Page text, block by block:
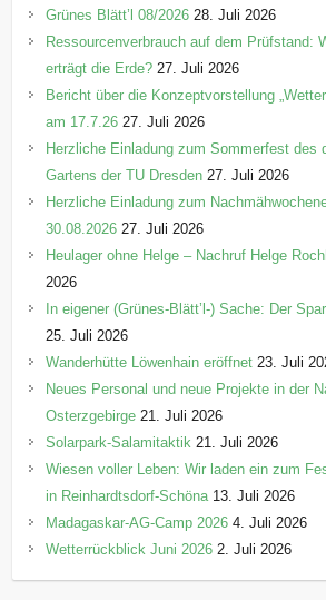
e
n
Grünes Blätt’l 08/2026 28. Juli 2026
Ressourcenverbrauch auf dem Prüfstand:
erträgt die Erde? 27. Juli 2026
Bericht über die Konzeptvorstellung
am 17.7.26 27. Juli 2026
Herzliche Einladung zum Sommerfest des
Gartens der TU Dresden 27. Juli 2026
Herzliche Einladung zum
30.08.2026 27. Juli 2026
Heulager ohne Helge – Nachruf Helge
2026
In eigener (Grünes-Blätt’l-) Sache: Der
25. Juli 2026
Wanderhütte Löwenhain eröffnet 23. Juli
Neues Personal und neue Projekte in der
Osterzgebirge 21. Juli 2026
Solarpark-Salamitaktik 21. Juli 2026
Wiesen voller Leben: Wir laden ein zum
in Reinhardtsdorf-Schöna 13. Juli 2026
Madagaskar-AG-Camp 2026 4. Juli 2026
Wetterrückblick Juni 2026 2. Juli 2026